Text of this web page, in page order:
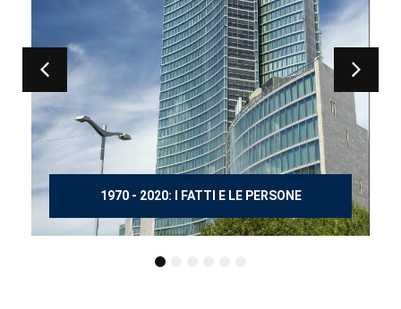
150 ANNI DOPO MANZONI